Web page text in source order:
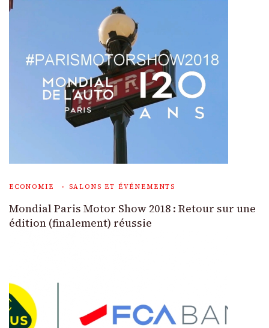
ECONOMIE SALONS ET ÉVÉNEMENTS
Mondial Paris Motor Show 2018 : Retour sur une
édition (finalement) réussie